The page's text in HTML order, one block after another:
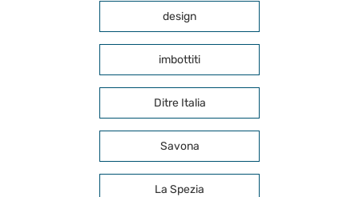
design
imbottiti
Ditre Italia
Savona
La Spezia